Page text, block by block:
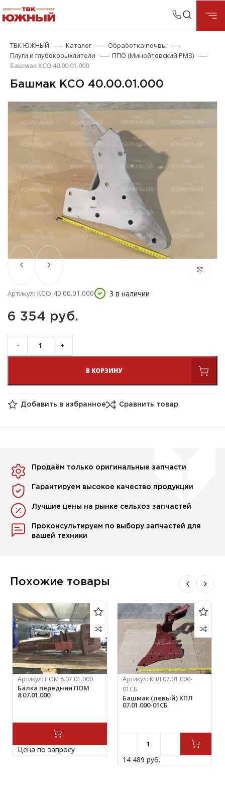
ТВК ЮЖНЫЙ Каталог
Обработка почвы
Плуги и глубокорыхлители
ППО (Минойтовский РМЗ)
Башмак КСО 40.00.01.000
Башмак КСО 40.00.01.000
Артикул: КСО 40.00.01.000 3 в наличии
6 354 руб.
В КОРЗИНУ
Добавить в избранное Сравнить товар
Продаём только оригинальные запчасти
Гарантируем высокое качество продукции
Лучшие цены на рынке сельхоз запчастей
Проконсультируем по выбору запчастей для
вашей техники
Похожие товары
Артикул: ПОМ 8.07.01.000
Балка передняя ПОМ
8.07.01.000
Цена по запросу
Артикул: КПЛ 07.01.000-
01СБ
Башмак (левый) КПЛ
07.01.000-01СБ
14 489 руб.